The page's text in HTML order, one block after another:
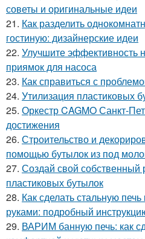
советы и оригинальные идеи
21. Как разделить
гостиную: дизайнерские идеи
22. Улучшите эффективность
приямок для насоса
23. Как справиться с
24. Утилизация пластиковых
25. Оркестр CAGMO Санкт-
достижения
26. Строительство и
помощью бутылок из под
27. Создай свой собственный
пластиковых бутылок
28. Как сделать стальную
руками: подробный
29. ВАРИМ банную печь: как